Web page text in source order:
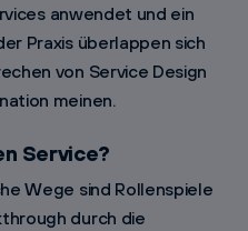
anwendet und ein
Praxis überlappen sich
von Service Design
meinen.
Service?
Wege sind Rollenspiele
durch die